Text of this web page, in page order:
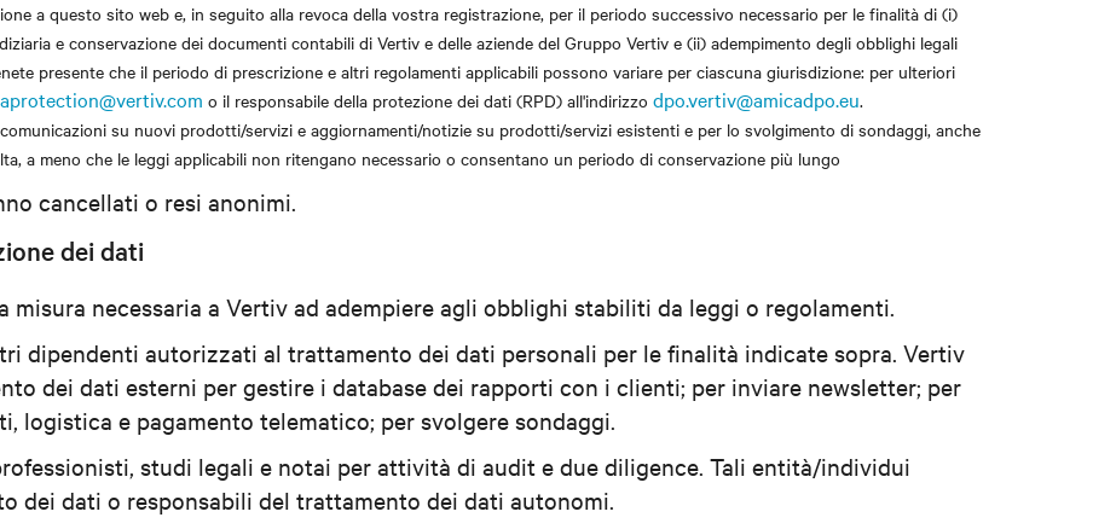
a questo sito web e, in seguito alla revoca della vostra registrazione, per il periodo successivo necessario per le finalità di (i)
e conservazione dei documenti contabili di Vertiv e delle aziende del Gruppo Vertiv e (ii) adempimento degli obblighi legali
presente che il periodo di prescrizione e altri regolamenti applicabili possono variare per ciascuna giurisdizione: per ulteriori
o il responsabile della protezione dei dati (RPD) all'indirizzo dpo.vertiv@amicadpo.eu.
su nuovi prodotti/servizi e aggiornamenti/notizie su prodotti/servizi esistenti e per lo svolgimento di sondaggi, anche
a meno che le leggi applicabili non ritengano necessario o consentano un periodo di conservazione più lungo
cancellati o resi anonimi.
dei dati
necessaria a Vertiv ad adempiere agli obblighi stabiliti da leggi o regolamenti.
dipendenti autorizzati al trattamento dei dati personali per le finalità indicate sopra. Vertiv
dei dati esterni per gestire i database dei rapporti con i clienti; per inviare newsletter; per
logistica e pagamento telematico; per svolgere sondaggi.
studi legali e notai per attività di audit e due diligence. Tali entità/individui
dei dati o responsabili del trattamento dei dati autonomi.